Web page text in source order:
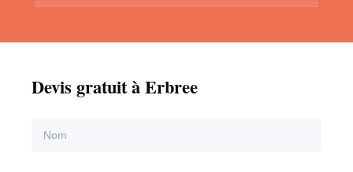
Devis gratuit à Erbree